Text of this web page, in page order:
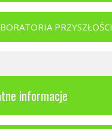
PRZYSZŁOŚCI
informacje